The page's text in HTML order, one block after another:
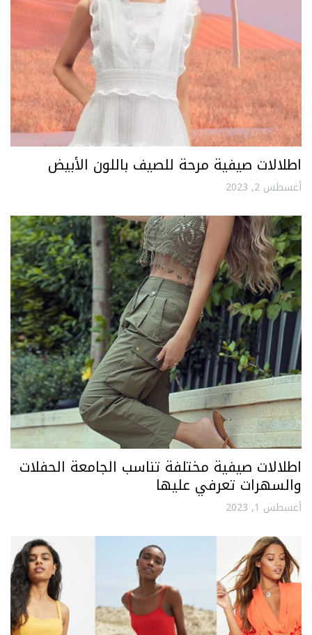
اطلالات صيفية مرحة للصيف باللون الأبيض
أغسطس 2, 2023
اطلالات صيفية مختلفة تناسب الجامعة الحفلات
والسهرات تعرفي عليها
أغسطس 1, 2023